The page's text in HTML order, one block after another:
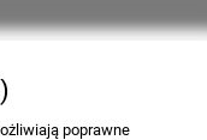
poprawne